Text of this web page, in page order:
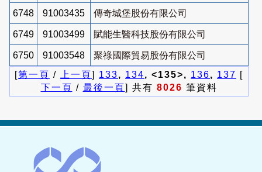
6748 91003435 傳奇城堡股份有限公司
6749 91003499 賦能生醫科技股份有限公司
6750 91003548
聚祿國際貿易股份有限公司
[第一頁 / 上一頁] 133, 134, <135>, 136, 137 [
下一頁 / 最後一頁] 共有 8026 筆資料